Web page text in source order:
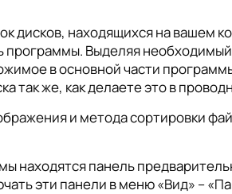
дисков, находящихся на вашем
программы. Выделяя
в основной части
так же, как делаете это в
и метода сортировки
находятся панель
эти панели в меню «Вид» –